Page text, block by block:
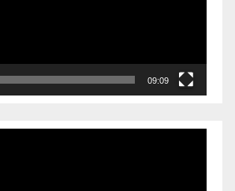
09:09